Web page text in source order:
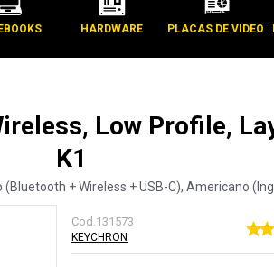
HARDWARE PLACAS DE VIDEO
Low Profile,
K1
+ Wireless + USB-C), Americano
Cod.131573
KEYCHRON